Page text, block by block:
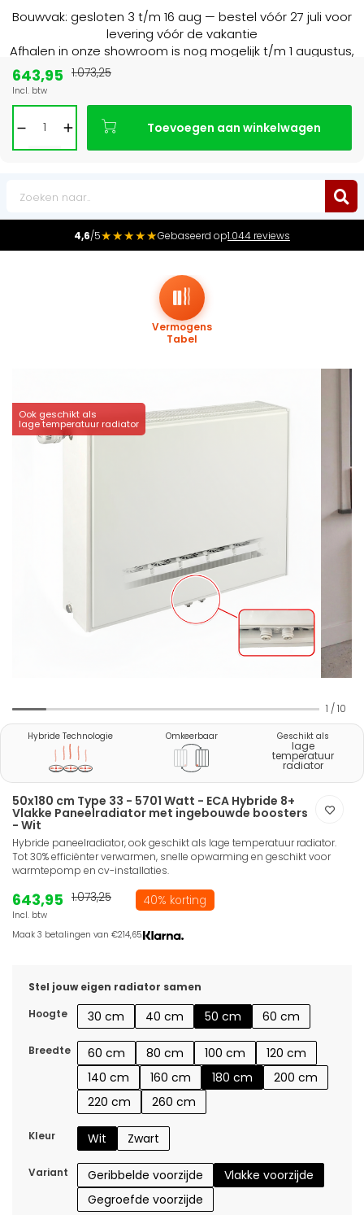
Bouwvak: gesloten 3 t/m 16 aug — bestel vóór 27 juli voor
levering vóór de vakantie
Afhalen in onze showroom is nog mogelijk t/m 1 augustus,
4,6/5★★★★★Gebaseerd op1.044 reviews
Ook geschikt als
lage temperatuur radiator
Vermogens
Tabel
1 / 10
Hybride Technologie Omkeerbaar Geschikt als
lage
temperatuur
radiator
50x180 cm Type 33 - 5701 Watt - ECA Hybride 8+
Vlakke Paneelradiator met ingebouwde boosters
- Wit
Hybride paneelradiator, ook geschikt als lage temperatuur radiator.
Tot 30% efficiënter verwarmen, snelle opwarming en geschikt voor
warmtepomp en cv-installaties.
643,95
Incl. btw
1.073,25 40% korting
Maak 3 betalingen van €214,65.
Stel jouw eigen radiator samen
Hoogte
30 cm 40 cm 50 cm 60 cm
Breedte 60 cm 80 cm 100 cm
120 cm
140 cm
160 cm 180 cm
200 cm
220 cm
260 cm
Kleur Wit Zwart
Variant Geribbelde voorzijde
Vlakke voorzijde
Gegroefde voorzijde
643,95
Incl. btw
1.073,25
Toevoegen aan winkelwagen